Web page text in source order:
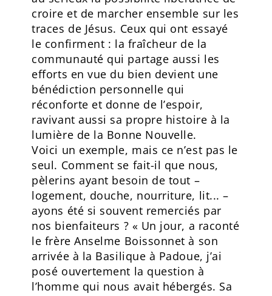
croire et de marcher ensemble sur les
traces de Jésus. Ceux qui ont essayé
le confirment : la fraîcheur de la
communauté qui partage aussi les
efforts en vue du bien devient une
bénédiction personnelle qui
réconforte et donne de l’espoir,
ravivant aussi sa propre histoire à la
lumière de la Bonne Nouvelle.
Voici un exemple, mais ce n’est pas le
seul. Comment se fait-il que nous,
pèlerins ayant besoin de tout –
logement, douche, nourriture, lit... –
ayons été si souvent remerciés par
nos bienfaiteurs ? « Un jour, a raconté
le frère Anselme Boissonnet à son
arrivée à la Basilique à Padoue, j’ai
posé ouvertement la question à
l’homme qui nous avait hébergés. Sa